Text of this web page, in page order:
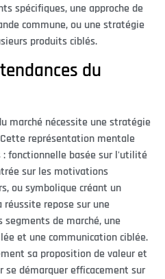
spécifiques, une approche de
commune, ou une stratégie
produits ciblés.
du
marché nécessite une stratégie
représentation mentale
: fonctionnelle basée sur l'utilité
sur les motivations
ou symbolique créant un
repose sur une
segments de marché, une
et une communication ciblée.
sa proposition de valeur et
démarquer efficacement sur